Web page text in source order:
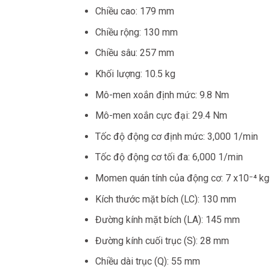
Chiều cao: 179 mm
Chiều rộng: 130 mm
Chiều sâu: 257 mm
Khối lượng: 10.5 kg
Mô-men xoắn định mức: 9.8 Nm
Mô-men xoắn cực đại: 29.4 Nm
Tốc độ động cơ định mức: 3,000 1/min
Tốc độ động cơ tối đa: 6,000 1/min
Momen quán tính của động cơ: 7 x10⁻⁴
Kích thước mặt bích (LC): 130 mm
Đường kính mặt bích (LA): 145 mm
Đường kính cuối trục (S): 28 mm
Chiều dài trục (Q): 55 mm